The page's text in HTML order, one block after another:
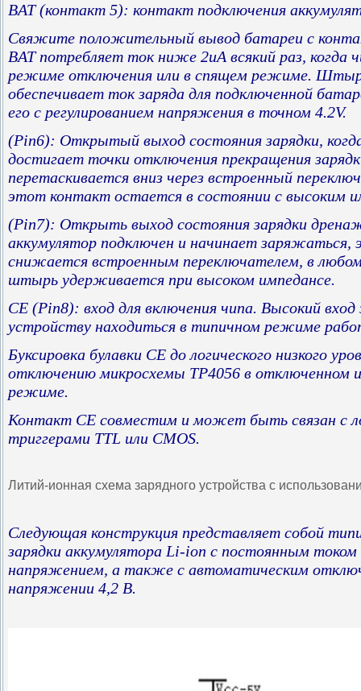
BAT (контакт 5): контакт подключения
Свяжите положительный вывод батареи с
BAT потребляет ток ниже 2uA всякий раз, когда
режиме отключения или в спящем режиме.
обеспечивает ток заряда для подключенной
его с регулированием напряжения в точном 4.2V.
(Pin6): Открытый выход состояния зарядки,
достигает точки отключения прекращения
перетаскивается вниз через встроенный
этот контакт остается в состоянии с высоким
(Pin7): Открыть выход состояния зарядки
аккумулятор подключен и начинает заряжаться,
снижается встроенным переключателем, в любом
штырь удерживается при высоком импедансе.
CE (Pin8): вход для включения чипа. Высокий вход
устройству находиться в типичном режиме
Буксировка булавки CE до логического низкого
отключению микросхемы TP4056 в отключенном
режиме.
Контакт CE совместим и может быть связан с
триггерами TTL или CMOS.
Литий-ионная схема зарядного устройства с
Следующая конструкция представляет собой
зарядки аккумулятора Li-ion с постоянным
напряжением, а также с автоматическим
напряжении 4,2 В.